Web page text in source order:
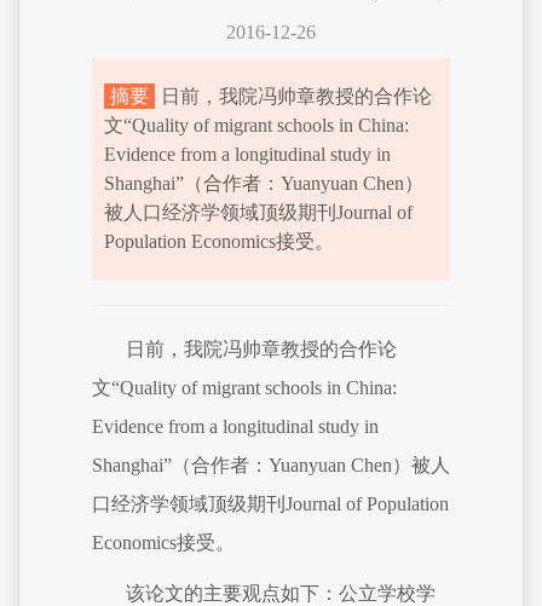
2016-12-26
摘要
日前，我院冯帅章教授的合作论
文“Quality of migrant schools in China:
Evidence from a longitudinal study in
Shanghai”（合作者：Yuanyuan Chen）
被人口经济学领域顶级期刊Journal of
Population Economics接受。
日前，我院冯帅章教授的合作论
文“Quality of migrant schools in China:
Evidence from a longitudinal study in
Shanghai”（合作者：Yuanyuan Chen）被人
口经济学领域顶级期刊Journal of Population
Economics接受。
该论文的主要观点如下：公立学校学